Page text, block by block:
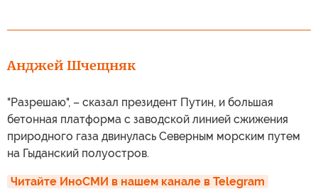
Анджей Шчещняк
"Разрешаю", – сказал президент Путин, и большая
бетонная платформа с заводской линией сжижения
природного газа двинулась Северным морским путем
на Гыданский полуостров.
Читайте ИноСМИ в нашем канале в Telegram